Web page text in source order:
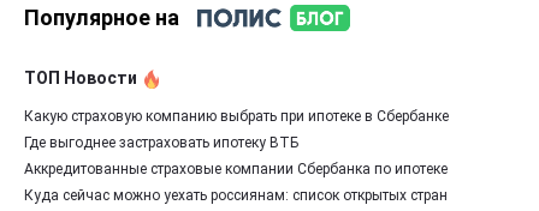
Популярное на
ТОП Новости
Какую страховую компанию выбрать при ипотеке в Сбербанке
Где выгоднее застраховать ипотеку ВТБ
Аккредитованные страховые компании Сбербанка по ипотеке
Куда сейчас можно уехать россиянам: список открытых стран